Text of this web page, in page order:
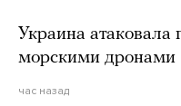
Украина
морскими дронами
час назад